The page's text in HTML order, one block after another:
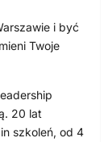
i być
Twoje
20 lat
szkoleń, od 4